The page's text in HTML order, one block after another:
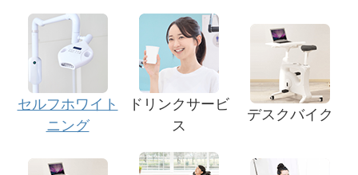
セルフホワイト
ニング
ドリンクサービ
ス
デスクバイク